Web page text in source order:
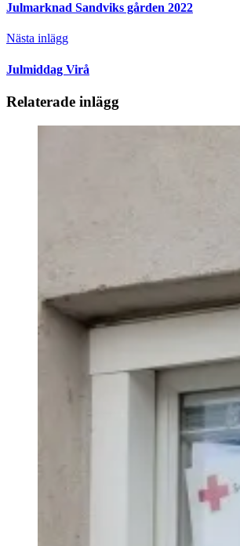
Julmarknad Sandviks gården 2022
Nästa inlägg
Julmiddag Virå
Relaterade inlägg